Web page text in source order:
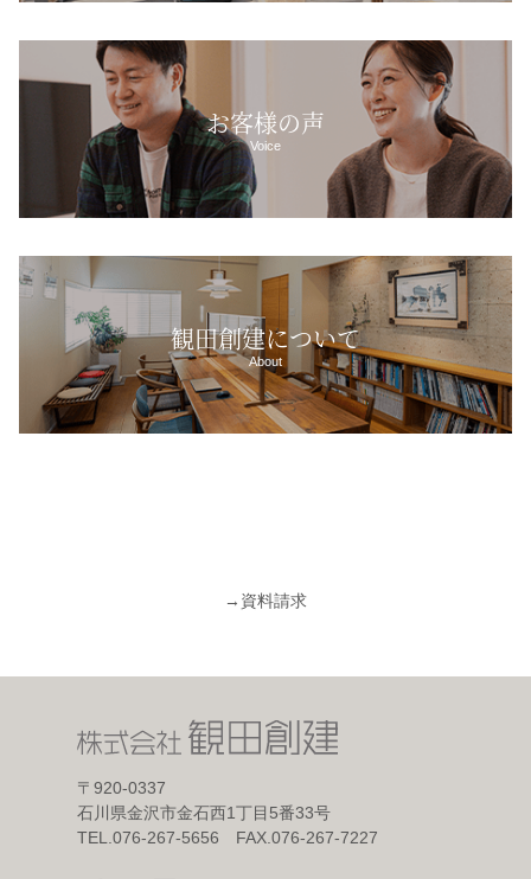
お客様の声
Voice
観田創建について
About
→ 資料請求
〒920-0337
石川県金沢市金石西1丁目5番33号
TEL.076-267-5656 FAX.076-267-7227